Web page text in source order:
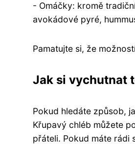
- Omáčky: kromě
avokádové pyré,
Pamatujte si, že
Jak si vychutnat
Pokud hledáte způsob,
Křupavý chléb můžete
přáteli. Pokud máte rádi